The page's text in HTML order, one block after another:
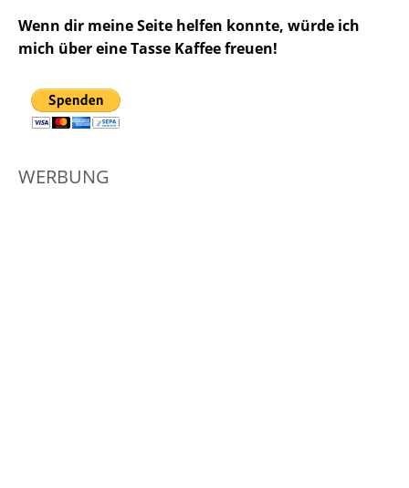
Wenn dir meine Seite helfen konnte, würde ich
mich über eine Tasse Kaffee freuen!
WERBUNG